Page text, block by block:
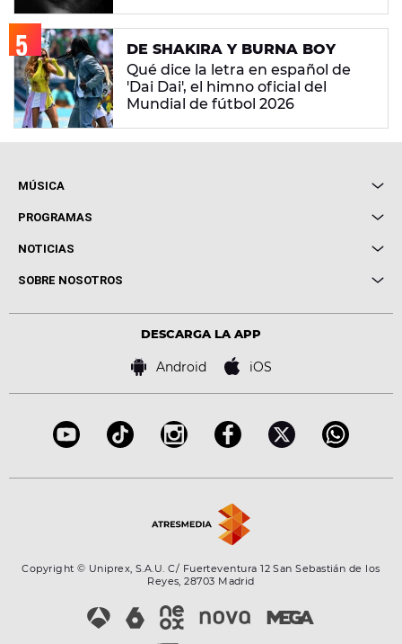
DE SHAKIRA Y BURNA BOY
Qué dice la letra en español de
'Dai Dai', el himno oficial del
Mundial de fútbol 2026
MÚSICA
Local de Ensayo Europa FM
Conciertos
PROGRAMAS
Cuerpos especiales
Locutores Europa FM
NOTICIAS
Cine y Televisión
Virales
SOBRE NOSOTROS
Bases de concursos
DESCARGA LA APP
Android iOS
Copyright © Uniprex, S.A.U. C/ Fuerteventura 12 San Sebastián de los
Reyes, 28703 Madrid